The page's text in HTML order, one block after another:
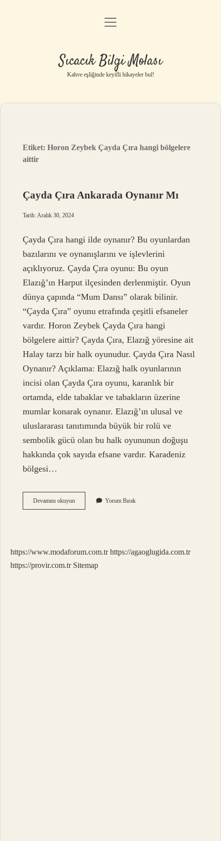
Anasayfa
Yasal Uyarı
menüyü
Sıcacık Bilgi Molası
Kahve eşliğinde keyifli hikayeler bul!
Etiket:Horon Zeybek Çayda Çıra hangi bölgelere
aittir
Çayda Çıra Ankarada Oynanır Mı
Tarih: Aralık 30, 2024
Çayda Çıra hangi ilde oynanır? Bu oyunlardan
bazılarını ve oynanışlarını ve işlevlerini
açıklıyoruz. Çayda Çıra oyunu: Bu oyun
Elazığ’ın Harput ilçesinden derlenmiştir. Oyun
dünya çapında “Mum Dansı” olarak bilinir.
“Çayda Çıra” oyunu etrafında çeşitli efsaneler
vardır. Horon Zeybek Çayda Çıra hangi
bölgelere aittir? Çayda Çıra, Elazığ yöresine ait
Halay tarzı bir halk oyunudur. Çayda Çıra Nasıl
Oynanır? Açıklama: Elazığ halk oyunlarının
incisi olan Çayda Çıra oyunu, karanlık bir
ortamda, elde tabaklar ve tabakların üzerine
mumlar konarak oynanır. Elazığ’ın ulusal ve
uluslararası tanıtımında büyük bir rolü ve
sembolik gücü olan bu halk oyununun doğuşu
hakkında çok sayıda efsane vardır. Karadeniz
bölgesi…
Devamını okuyunÇayda
Çıra
Yorum Bırak
https://www.modaforum.com.tr https://agaoglugida.com.tr
https://provir.com.tr Sitemap